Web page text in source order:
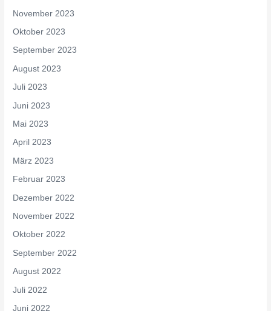
November 2023
Oktober 2023
September 2023
August 2023
Juli 2023
Juni 2023
Mai 2023
April 2023
März 2023
Februar 2023
Dezember 2022
November 2022
Oktober 2022
September 2022
August 2022
Juli 2022
Juni 2022